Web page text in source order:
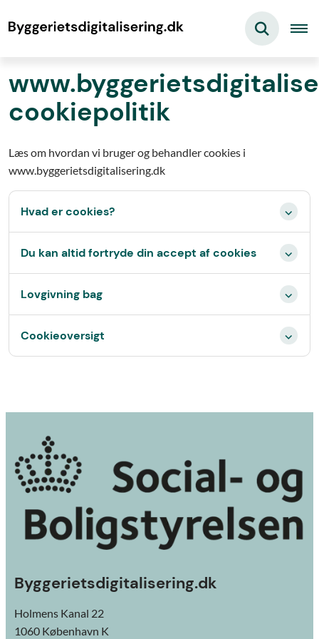
cookiepolitik
Læs om hvordan vi bruger og behandler cookies i
www.byggerietsdigitalisering.dk
Hvad er cookies?
Du kan altid fortryde din accept af cookies
Lovgivning bag
Cookieoversigt
Byggerietsdigitalisering.dk
Holmens Kanal 22
1060 København K